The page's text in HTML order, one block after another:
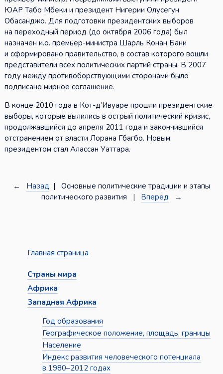
ЮАР Табо Мбеки и президент Нигерии Олусегун
Обасанджо. Для подготовки президентских выборов
на переходный период (до октября 2006 года) был
назначен и.о. премьер-министра Шарль Конан Бани
и сформировано правительство, в состав которого вошли
представители всех политических партий страны. В 2007
году между противоборствующими сторонами было
подписано мирное соглашение.
В конце 2010 года в Кот-д’Ивуаре прошли президентские
выборы, которые вылились в острый политический кризис,
продолжавшийся до апреля 2011 года и закончившийся
отстранением от власти Лорана Гбагбо. Новым
президентом стал Алассан Уаттара.
← Назад | Основные политические традиции и этапы
политического развития | Вперёд →
Главная страница
Страны мира
Африка
Западная Африка
Год образования
Географическое положение, площадь, границы
Население
Индекс развития человеческого потенциала
в 1980–2012 годах